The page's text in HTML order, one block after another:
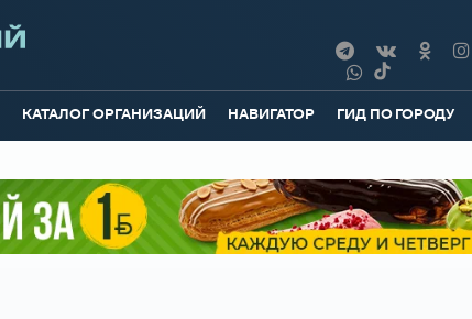
КАТАЛОГ ОРГАНИЗАЦИЙ НАВИГАТОР ГИД ПО ГОРОДУ